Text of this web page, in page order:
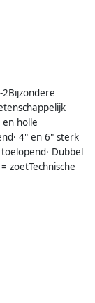
en holle
4" en 6" sterk
Dubbel
zoetTechnische